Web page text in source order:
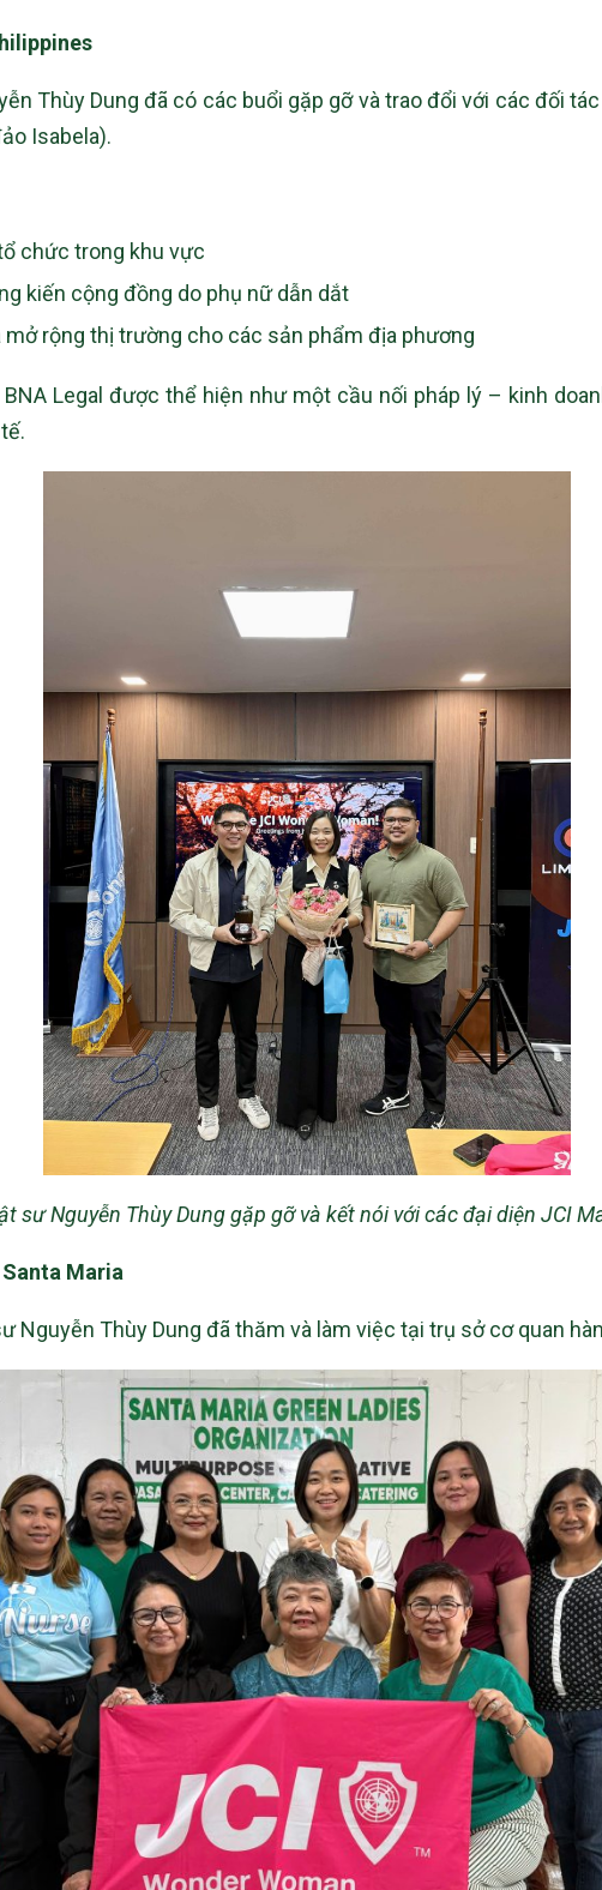
Thùy Dung đã có các buổi gặp gỡ và trao đổi với các đối
Isabela).
chức trong khu vực
kiến cộng đồng do phụ nữ dẫn dắt
rộng thị trường cho các sản phẩm địa phương
Legal được thể hiện như một cầu nối pháp lý – kinh
sư Nguyễn Thùy Dung gặp gỡ và kết nói với các đại diện JCI
Maria
Nguyễn Thùy Dung đã thăm và làm việc tại trụ sở cơ quan